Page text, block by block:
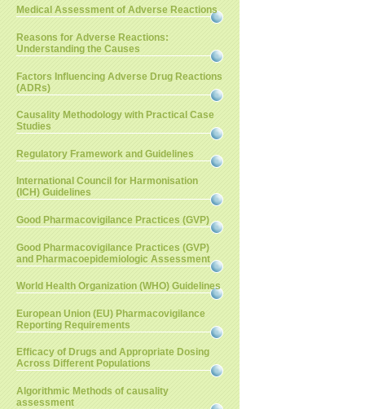
Medical Assessment of Adverse Reactions
Reasons for Adverse Reactions:
Understanding the Causes
Factors Influencing Adverse Drug Reactions
(ADRs)
Causality Methodology with Practical Case
Studies
Regulatory Framework and Guidelines
International Council for Harmonisation
(ICH) Guidelines
Good Pharmacovigilance Practices (GVP)
Good Pharmacovigilance Practices (GVP)
and Pharmacoepidemiologic Assessment
World Health Organization (WHO) Guidelines
European Union (EU) Pharmacovigilance
Reporting Requirements
Efficacy of Drugs and Appropriate Dosing
Across Different Populations
Algorithmic Methods of causality
assessment